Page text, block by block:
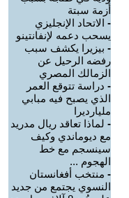
أزمة سبتة
- الاتحاد الإنجليزي
يسحب دعمه لإنفانتينو
- بيزيرا يكشف سبب
رفضه الرحيل عن
الزمالك المصري
- دراسة تتوقع العمر
الذي يصبح فيه مبابي
مليارديرا
- لماذا تعاقد ريال مدريد
مع ديوماندي وكيف
سينسجم مع خط
الهجوم ...
- منتخب أفغانستان
النسوي يجتمع من جديد